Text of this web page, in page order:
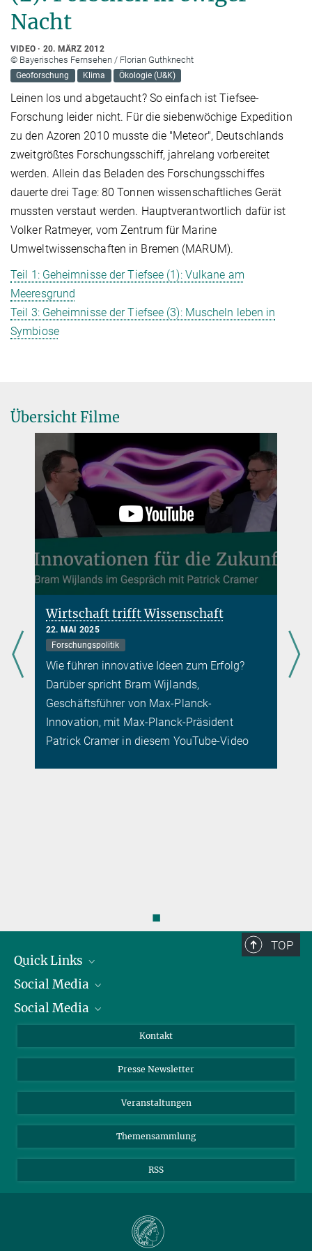
Nacht
VIDEO 20. MÄRZ 2012
© Bayerisches Fernsehen / Florian Guthknecht
Geoforschung Klima Ökologie (U&K)
Leinen los und abgetaucht? So einfach ist Tiefsee-
Forschung leider nicht. Für die siebenwöchige Expedition
zu den Azoren 2010 musste die "Meteor", Deutschlands
zweitgrößtes Forschungsschiff, jahrelang vorbereitet
werden. Allein das Beladen des Forschungsschiffes
dauerte drei Tage: 80 Tonnen wissenschaftliches Gerät
mussten verstaut werden. Hauptverantwortlich dafür ist
Volker Ratmeyer, vom Zentrum für Marine
Umweltwissenschaften in Bremen (MARUM).
Teil 1: Geheimnisse der Tiefsee (1): Vulkane am
Meeresgrund
Teil 3: Geheimnisse der Tiefsee (3): Muscheln leben in
Symbiose
Übersicht Filme
Wirtschaft trifft Wissenschaft
22. MAI 2025
Forschungspolitik
Wie führen innovative Ideen zum Erfolg?
Darüber spricht Bram Wijlands,
Geschäftsführer von Max-Planck-
Innovation, mit Max-Planck-Präsident
Patrick Cramer in diesem YouTube-Video
◼
TOP
Quick Links
Präsident
Zahlen und Fakten
Meldestelle Fehlverhalten
Social Media
Bluesky
TikTok
Social Media
Instagram
YouTube
Kontakt
Presse Newsletter
Veranstaltungen
Themensammlung
RSS